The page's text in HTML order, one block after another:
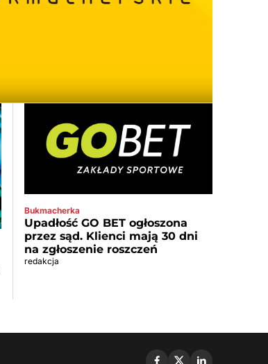
Bukmacherka
Upadłość GO BET ogłoszona
przez sąd. Klienci mają 30 dni
na zgłoszenie roszczeń
redakcja